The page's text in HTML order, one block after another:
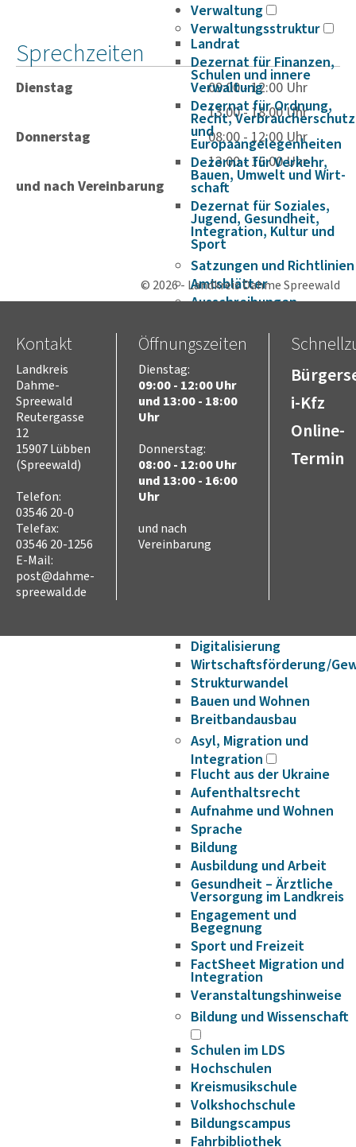
Verwaltung
Verwaltungsstruktur
Landrat
Dezernat für Finanzen,
Schulen und innere
Verwaltung
Dezernat für Ordnung,
Recht, Verbraucherschutz
und
Europaangelegenheiten
Dezernat für Verkehr,
Bauen, Umwelt und Wirt­
schaft
Dezernat für Soziales,
Jugend, Gesundheit,
Integration, Kultur und
Sport
Satzungen und Richtlinien
Amtsblätter
Ausschreibungen
Wahlen
Karriere
Kreistag
Vorsitz des Kreistages
Rats- und
Niederschriften
Videoaufzeichnungen
Kreistag
Kinder
SchülerInnen
Bauen und Infrastruktur
Digitalisierung
Wirtschaftsförderung/
Strukturwandel
Bauen und Wohnen
Breitbandausbau
Asyl, Migration und
Integration
Flucht aus der Ukraine
Aufenthaltsrecht
Aufnahme und Wohnen
Sprache
Bildung
Ausbildung und Arbeit
Gesundheit – Ärztliche
Versorgung im Landkreis
Engagement und
Begegnung
Sport und Freizeit
FactSheet Migration und
Integration
Veranstaltungshinweise
Bildung und Wissenschaft
Schulen im LDS
Hochschulen
Kreismusikschule
Volkshochschule
Bildungscampus
Fahrbibliothek
Sprechzeiten
Dienstag
09:00 - 12:00 Uhr
13:00 - 18:00 Uhr
Donnerstag
08:00 - 12:00 Uhr
13:00 - 16:00 Uhr
und nach Vereinbarung
© 2026 - Landkreis Dahme Spreewald
Kontakt
Landkreis
Dahme-
Spreewald
Reutergasse
12
15907 Lübben
(Spreewald)
Telefon:
03546 20-0
Telefax:
03546 20-1256
E-Mail:
post@dahme-
spreewald.de
Öffnungszeiten
Dienstag:
09:00 - 12:00 Uhr
und 13:00 - 18:00
Uhr
Donnerstag:
08:00 - 12:00 Uhr
und 13:00 - 16:00
Uhr
und nach
Vereinbarung
i-Kfz
Online-
Termin